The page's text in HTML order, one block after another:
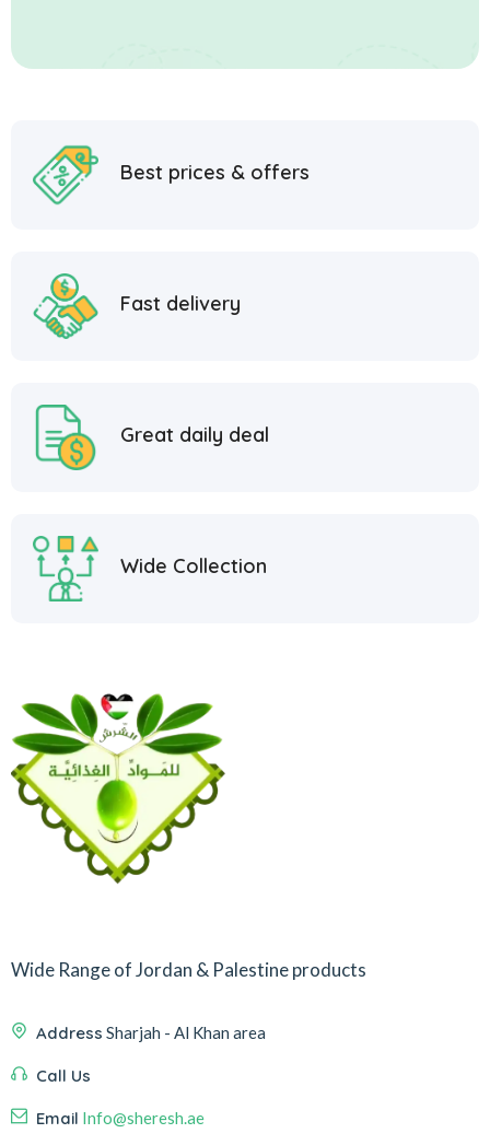
Best prices & offers
Fast delivery
Great daily deal
Wide Collection
Wide Range of Jordan & Palestine products
Address Sharjah - Al Khan area
Call Us
Email Info@sheresh.ae